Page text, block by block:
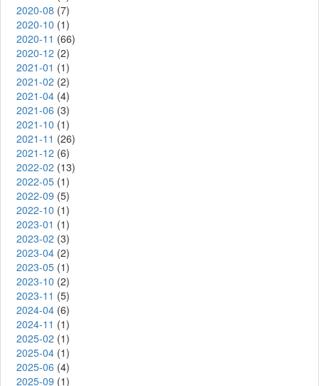
2020-08 (7)
2020-10 (1)
2020-11 (66)
2020-12 (2)
2021-01 (1)
2021-02 (2)
2021-04 (4)
2021-06 (3)
2021-10 (1)
2021-11 (26)
2021-12 (6)
2022-02 (13)
2022-05 (1)
2022-09 (5)
2022-10 (1)
2023-01 (1)
2023-02 (3)
2023-04 (2)
2023-05 (1)
2023-10 (2)
2023-11 (5)
2024-04 (6)
2024-11 (1)
2025-02 (1)
2025-04 (1)
2025-06 (4)
2025-09 (1)